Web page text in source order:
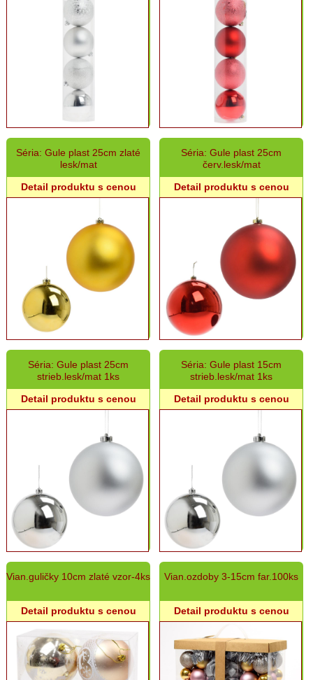
Séria: Gule plast 25cm zlaté
lesk/mat
Detail produktu s cenou
Séria: Gule plast 25cm
červ.lesk/mat
Detail produktu s cenou
Séria: Gule plast 25cm
strieb.lesk/mat 1ks
Detail produktu s cenou
Séria: Gule plast 15cm
strieb.lesk/mat 1ks
Detail produktu s cenou
Vian.guličky 10cm zlaté vzor-4ks
Detail produktu s cenou
Vian.ozdoby 3-15cm far.100ks
Detail produktu s cenou